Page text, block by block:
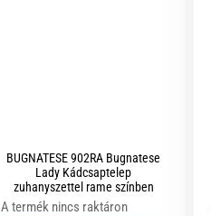
BUGNATESE 902RA Bugnatese
Lady Kádcsaptelep
zuhanyszettel rame színben
A termék nincs raktáron